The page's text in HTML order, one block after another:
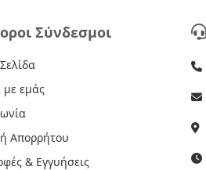
Σύνδεσμοι
με εμάς
Απορρήτου
& Εγγυήσεις